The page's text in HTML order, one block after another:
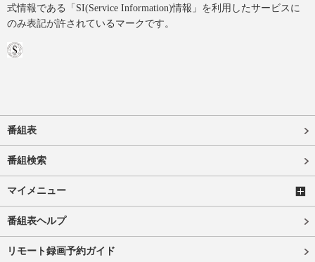
式情報である「SI(Service Information)情報」を利用したサービスに
のみ表記が許されているマークです。
番組表
番組検索
マイメニュー
番組表ヘルプ
リモート録画予約ガイド